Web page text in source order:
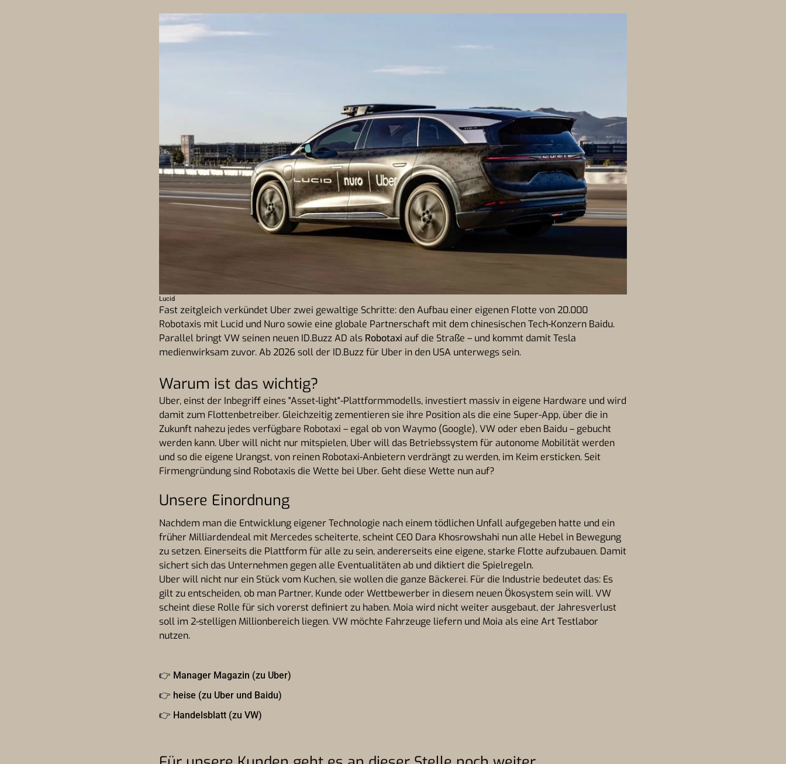
Lucid
Fast zeitgleich verkündet Uber zwei gewaltige Schritte: den Aufbau einer eigenen Flotte von 20.000
Robotaxis mit Lucid und Nuro sowie eine globale Partnerschaft mit dem chinesischen Tech-Konzern Baidu.
Parallel bringt VW seinen neuen ID.Buzz AD als Robotaxi auf die Straße – und kommt damit Tesla
medienwirksam zuvor. Ab 2026 soll der ID.Buzz für Uber in den USA unterwegs sein.
Warum ist das wichtig?
Uber, einst der Inbegriff eines "Asset-light"-Plattformmodells, investiert massiv in eigene Hardware und wird
damit zum Flottenbetreiber. Gleichzeitig zementieren sie ihre Position als die eine Super-App, über die in
Zukunft nahezu jedes verfügbare Robotaxi – egal ob von Waymo (Google), VW oder eben Baidu – gebucht
werden kann. Uber will nicht nur mitspielen, Uber will das Betriebssystem für autonome Mobilität werden
und so die eigene Urangst, von reinen Robotaxi-Anbietern verdrängt zu werden, im Keim ersticken. Seit
Firmengründung sind Robotaxis die Wette bei Uber. Geht diese Wette nun auf?
Unsere Einordnung
Nachdem man die Entwicklung eigener Technologie nach einem tödlichen Unfall aufgegeben hatte und ein
früher Milliardendeal mit Mercedes scheiterte, scheint CEO Dara Khosrowshahi nun alle Hebel in Bewegung
zu setzen. Einerseits die Plattform für alle zu sein, andererseits eine eigene, starke Flotte aufzubauen. Damit
sichert sich das Unternehmen gegen alle Eventualitäten ab und diktiert die Spielregeln.
Uber will nicht nur ein Stück vom Kuchen, sie wollen die ganze Bäckerei. Für die Industrie bedeutet das: Es
gilt zu entscheiden, ob man Partner, Kunde oder Wettbewerber in diesem neuen Ökosystem sein will. VW
scheint diese Rolle für sich vorerst definiert zu haben. Moia wird nicht weiter ausgebaut, der Jahresverlust
soll im 2-stelligen Millionbereich liegen. VW möchte Fahrzeuge liefern und Moia als eine Art Testlabor
nutzen.
👉 Manager Magazin (zu Uber)
👉 heise (zu Uber und Baidu)
👉 Handelsblatt (zu VW)